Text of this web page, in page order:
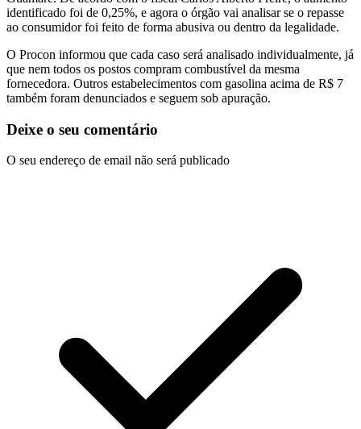
identificado foi de 0,25%, e agora o órgão vai analisar se o repasse
ao consumidor foi feito de forma abusiva ou dentro da legalidade.
O Procon informou que cada caso será analisado individualmente, já
que nem todos os postos compram combustível da mesma
fornecedora. Outros estabelecimentos com gasolina acima de R$ 7
também foram denunciados e seguem sob apuração.
Deixe o seu comentário
O seu endereço de email não será publicado